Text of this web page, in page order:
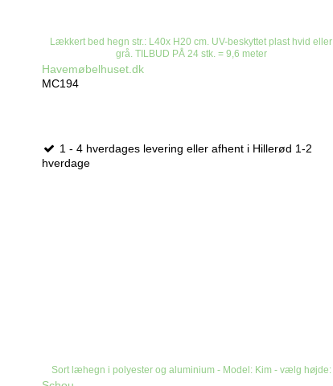
Lækkert bed hegn str.: L40x H20 cm. UV-beskyttet plast hvid eller
grå. TILBUD PÅ 24 stk. = 9,6 meter
Havemøbelhuset.dk
MC194
1 - 4 hverdages levering eller afhent i Hillerød 1-2
hverdage
Sort læhegn i polyester og aluminium - Model: Kim - vælg højde: